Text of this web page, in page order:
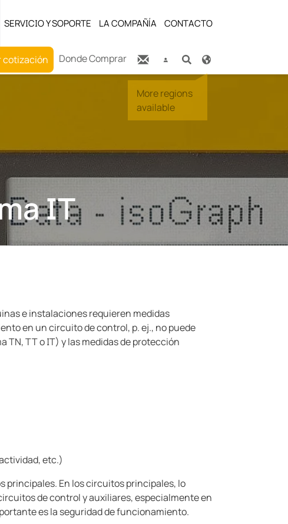
SERVICIO Y SOPORTE LA COMPAÑÍA CONTACTO
cotización Donde Comprar
IT
e instalaciones requieren medidas
en un circuito de control, p. ej., no puede
TN, TT o IT) y las medidas de protección
etc.)
principales. En los circuitos principales, lo
de control y auxiliares, especialmente en
es la seguridad de funcionamiento.